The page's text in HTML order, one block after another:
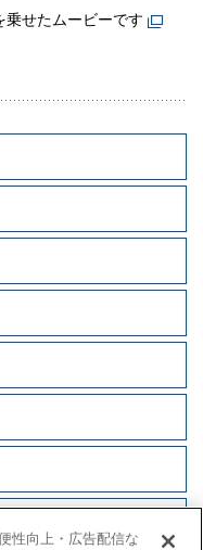
せたムービーです
性向上・広告配信な